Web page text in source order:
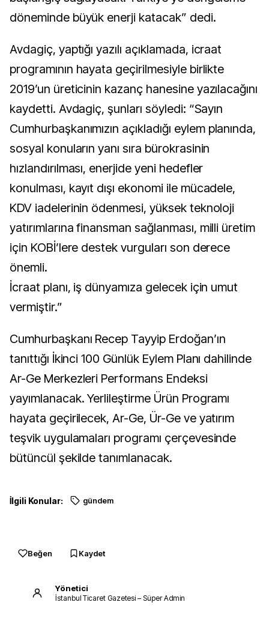
döneminde büyük enerji katacak” dedi.
Avdagiç, yaptığı yazılı açıklamada, icraat
programının hayata geçirilmesiyle birlikte
2019’un üreticinin kazanç hanesine yazılacağını
kaydetti. Avdagiç, şunları söyledi: “Sayın
Cumhurbaşkanımızın açıkladığı eylem planında,
sosyal konuların yanı sıra bürokrasinin
hızlandırılması, enerjide yeni hedefler
konulması, kayıt dışı ekonomi ile mücadele,
KDV iadelerinin ödenmesi, yüksek teknoloji
yatırımlarına finansman sağlanması, milli üretim
için KOBİ’lere destek vurguları son derece
önemli.
İcraat planı, iş dünyamıza gelecek için umut
vermiştir.”
Cumhurbaşkanı Recep Tayyip Erdoğan’ın
tanıttığı İkinci 100 Günlük Eylem Planı dahilinde
Ar-Ge Merkezleri Performans Endeksi
yayımlanacak. Yerlileştirme Ürün Programı
hayata geçirilecek, Ar-Ge, Ür-Ge ve yatırım
teşvik uygulamaları programı çerçevesinde
bütüncül şekilde tanımlanacak.
İlgili Konular: gündem
Beğen Kaydet
Yönetici
İstanbul Ticaret Gazetesi – Süper Admin